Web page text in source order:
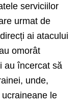
serviciilor
urmat de
ai atacului
omorât
au încercat să
unde,
le